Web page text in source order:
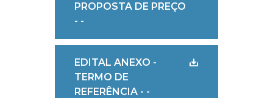
PROPOSTA DE PREÇO
- -
EDITAL ANEXO -
TERMO DE
REFERÊNCIA - -